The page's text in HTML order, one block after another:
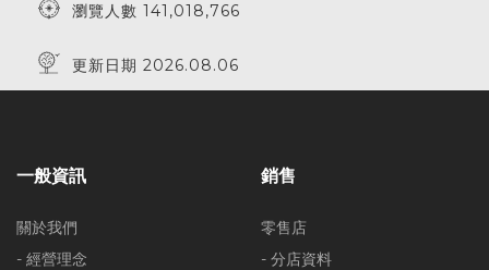
瀏覽人數 141,018,766
更新日期 2026.08.06
一般資訊
關於我們
- 經營理念
銷售
零售店
- 分店資料